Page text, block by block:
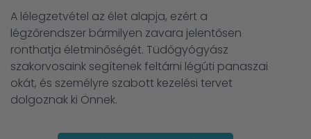
A lélegzetvétel az élet alapja, ezért a
légzőrendszer bármilyen zavara jelentősen
ronthatja életminőségét. Tüdőgyógyász
szakorvosaink segítenek feltárni légúti panaszai
okát, és személyre szabott kezelési tervet
dolgoznak ki Önnek.